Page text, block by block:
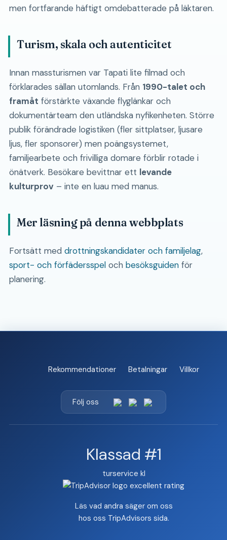
men fortfarande häftigt omdebatterade på läktaren.
Turism, skala och autenticitet
Innan massturismen var Tapati lite filmad och
förklarades sällan utomlands. Från 1990-talet och
framåt förstärkte växande flyglänkar och
dokumentärteam den utländska nyfikenheten. Större
publik förändrade logistiken (fler sittplatser, ljusare
ljus, fler sponsorer) men poängsystemet,
familjearbete och frivilliga domare förblir rotade i
önätverk. Besökare bevittnar ett levande
kulturprov – inte en luau med manus.
Mer läsning på denna webbplats
Fortsätt med drottningskandidater och familjelag,
sport- och förfädersspeloch besöksguidenför
planering.
Rekommendationer Betalningar Villkor
Följ oss
Klassad #1
turservice kl
Läs vad andra säger om oss
hos oss TripAdvisors sida.